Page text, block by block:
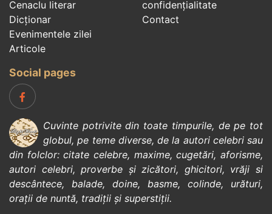
Cenaclu literar
Dicționar
Evenimentele zilei
Articole
confidenţialitate
Contact
Social pages
Cuvinte potrivite din toate timpurile, de pe tot
globul, pe teme diverse, de la autori celebrisau
din folclor:citate celebre, maxime,cugetări,aforisme,
autori celebri,proverbe și zicători, ghicitori, vrăji si
descântece, balade, doine, basme, colinde, urături,
orații de nuntă, tradiții și superstiții.